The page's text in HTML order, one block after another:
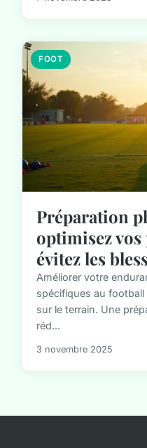
FOOT
Préparation
optimisez
évitez les
Améliorer votre
spécifiques au
sur le terrain. Une
réd...
3 novembre 2025